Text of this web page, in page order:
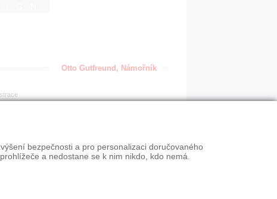
jen slevy
Otto Gutfreund, Námořník
bezpečnosti a pro personalizaci doručovaného
a nedostane se k nim nikdo, kdo nemá.